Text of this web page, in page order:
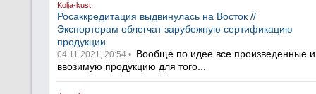
Kolja-kust
Росаккредитация выдвинулась на Восток //
Экспортерам облегчат зарубежную сертификацию
продукции
04.11.2021, 20:54 • Вообще по идее все произведенные и
ввозимую продукцию для того...